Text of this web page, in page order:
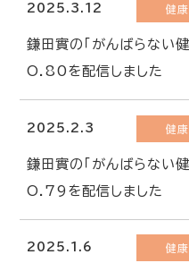
2025.3.12 健
鎌田實の「がんばらない
O.80を配信しました
2025.2.3 健
鎌田實の「がんばらない
O.79を配信しました
2025.1.6 健